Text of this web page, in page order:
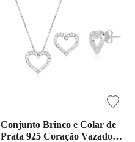
Conjunto Brinco e Colar de
Prata 925 Coração Vazado